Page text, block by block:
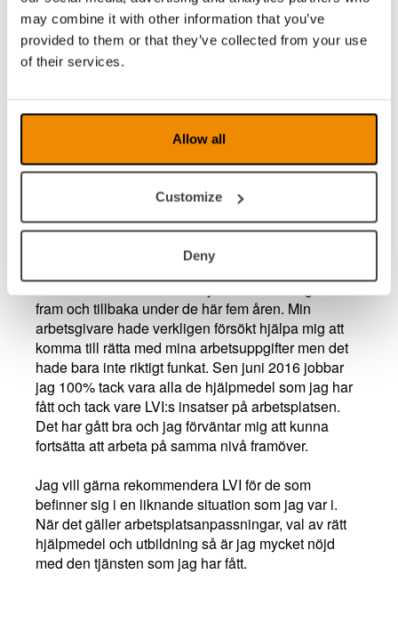
may combine it with other information that you’ve
provided to them or that they’ve collected from your use
of their services.
Allow all
Customize
Deny
När det gäller utbildningen så har vi tränat allmän
Windowsanvändning, Officepaketet,
Internetnavigation och även lite mer avancerad
Excelträning. Denna träning och alla
mitt arbete avsevärt. Innan dess kändes jobbet som
ett nödvändigt ont, man försökte bara få dagarna att
Tillbaka på heltid
Fram till 2016 hade jag inte jobbat heltid på Axfood,
detta på grund av att mitt sätt att arbeta krävde så
pass mycket av mig. Jag hade jobbat 50%, 25%,
75% och även varit heltidssjukskriven. Det gick lite
fram och tillbaka under de här fem åren. Min
arbetsgivare hade verkligen försökt hjälpa mig att
komma till rätta med mina arbetsuppgifter men det
hade bara inte riktigt funkat. Sen juni 2016 jobbar
jag 100% tack vara alla de hjälpmedel som jag har
fått och tack vare LVI:s insatser på arbetsplatsen.
Det har gått bra och jag förväntar mig att kunna
fortsätta att arbeta på samma nivå framöver.
Jag vill gärna rekommendera LVI för de som
befinner sig i en liknande situation som jag var i.
När det gäller arbetsplatsanpassningar, val av rätt
hjälpmedel och utbildning så är jag mycket nöjd
med den tjänsten som jag har fått.